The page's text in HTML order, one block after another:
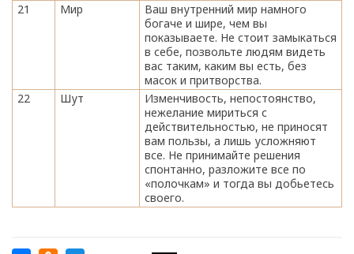
21
Мир
Ваш внутренний мир намного
богаче и шире, чем вы
показываете. Не стоит замыкаться
в себе, позвольте людям видеть
вас таким, каким вы есть, без
масок и притворства.
22
Шут
Изменчивость, непостоянство,
нежелание мириться с
действительностью, не приносят
вам пользы, а лишь усложняют
все. Не принимайте решения
спонтанно, разложите все по
«полочкам» и тогда вы добьетесь
своего.